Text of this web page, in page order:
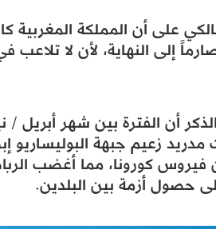
على أن المملكة
إلى النهاية، لأن لا تلاعب
أن الفترة بين شهر
زعيم جبهة البوليساريو
فيروس كورونا، مما أغضب
حصول أزمة بين البلدين.